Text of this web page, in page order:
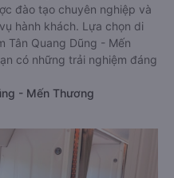
đào tạo chuyên nghiệp và
hành khách. Lựa chọn di
Tân Quang Dũng - Mến
có những trải nghiệm đáng
- Mến Thương